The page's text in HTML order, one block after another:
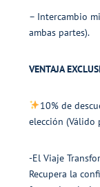
– Intercambio
ambas partes).
VENTAJA
10% de
elección (Válido
-El Viaje
Recupera la